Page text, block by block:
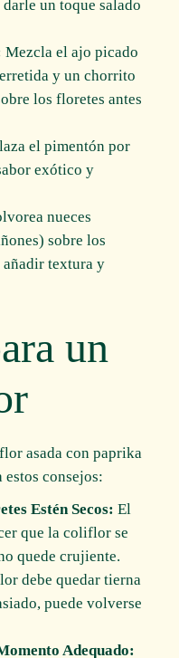
un toque salado
Mezcla el ajo picado
y un chorrito
los floretes antes
el pimentón por
exótico y
nueces
sobre los
añadir textura y
un
asada con paprika
estos consejos:
Estén Secos: El
que la coliflor se
quede crujiente.
debe quedar tierna
puede volverse
Adequado: